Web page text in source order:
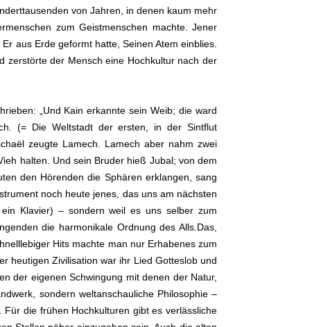
von Jahren, in denen kaum mehr
zum Geistmenschen machte. Jener
aus Erde geformt hatte, Seinen Atem einblies.
zerstörte der Mensch eine Hochkultur nach der
„Und Kain erkannte sein Weib; die ward
(= Die Weltstadt der ersten, in der Sintflut
zeugte Lamech. Lamech aber nahm zwei
halten. Und sein Bruder hieß Jubal; von dem
den Hörenden die Sphären erklangen, sang
noch heute jenes, das uns am nächsten
Klavier) – sondern weil es uns selber zum
die harmonikale Ordnung des Alls.Das,
Hits machte man nur Erhabenes zum
heutigen Zivilisation war ihr Lied Gotteslob und
der eigenen Schwingung mit denen der Natur,
sondern weltanschauliche Philosophie –
die frühen Hochkulturen gibt es verlässliche